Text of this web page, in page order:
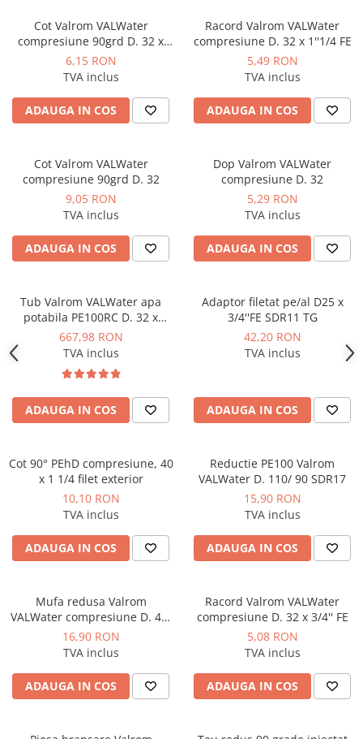
Dulapuri pentru climatizare
Unitati motocondensante
Sisteme evaporative de climatizare
Ventilatoare pentru baie
Ventilatoare pentru tubulatura
Recuperatoare de caldura
Accesorii echipamente de
ventilatie si climatizare
Instalatii de apa si canalizare
Alimentare cu apa
Canalizare exterioara
Canalizare pluviala
Distributie apa
Tevi PEHD gaz
Vane de gaz si robineti
Aparate sudura si dispozitive gaz
Izolatii tehnice
Izolatii pentru sisteme solare
Polistiren expandat
Vata minerala bazaltica
Automatizari si elemente de
automatizare
Automatizari panouri solare
Cot Valrom VALWater
compresiune 90grd D. 32 x
3/4'' FE
6,15 RON
TVA inclus
ADAUGA IN COS
Racord Valrom VALWater
compresiune D. 32 x 1''1/4 FE
5,49 RON
TVA inclus
ADAUGA IN COS
Cot Valrom VALWater
compresiune 90grd D. 32
9,05 RON
TVA inclus
ADAUGA IN COS
Dop Valrom VALWater
compresiune D. 32
5,29 RON
TVA inclus
ADAUGA IN COS
Tub Valrom VALWater apa
potabila PE100RC D. 32 x
3,0mm PN16 SDR11 colac
100m
667,98 RON
TVA inclus
ADAUGA IN COS
Adaptor filetat pe/al D25 x
3/4''FE SDR11 TG
42,20 RON
TVA inclus
ADAUGA IN COS
Cot 90° PEhD compresiune, 40
x 1 1/4 filet exterior
10,10 RON
TVA inclus
ADAUGA IN COS
Reductie PE100 Valrom
VALWater D. 110/ 90 SDR17
15,90 RON
TVA inclus
ADAUGA IN COS
Mufa redusa Valrom
VALWater compresiune D. 40/
32
16,90 RON
TVA inclus
ADAUGA IN COS
Racord Valrom VALWater
compresiune D. 32 x 3/4'' FE
5,08 RON
TVA inclus
ADAUGA IN COS